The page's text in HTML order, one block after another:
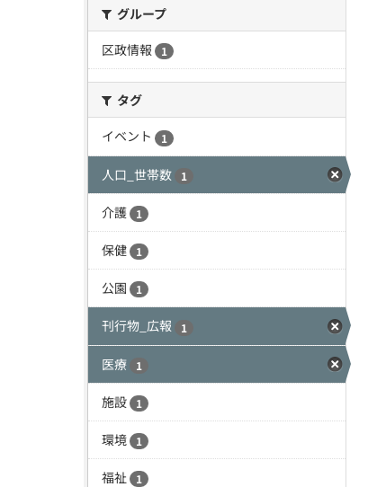
グループ
区政情報
1
タグ
イベント
1
人口_世帯数 1
介護 1
保健 1
公園 1
刊行物_広報 1
医療 1
施設 1
環境 1
福祉 1